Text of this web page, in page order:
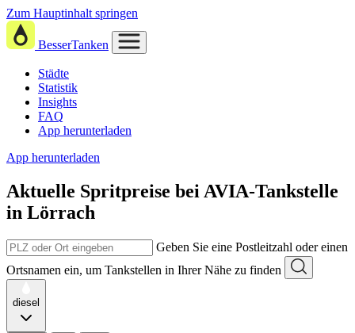
Zum Hauptinhalt springen
BesserTanken
Städte
Statistik
Insights
FAQ
App herunterladen
App herunterladen
Aktuelle Spritpreise bei AVIA-Tankstelle
in Lörrach
Geben Sie eine Postleitzahl oder einen
Ortsnamen ein, um Tankstellen in Ihrer Nähe zu finden
diesel